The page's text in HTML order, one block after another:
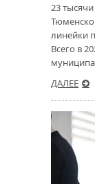
23
линейки
Всего в
ДАЛЕЕ